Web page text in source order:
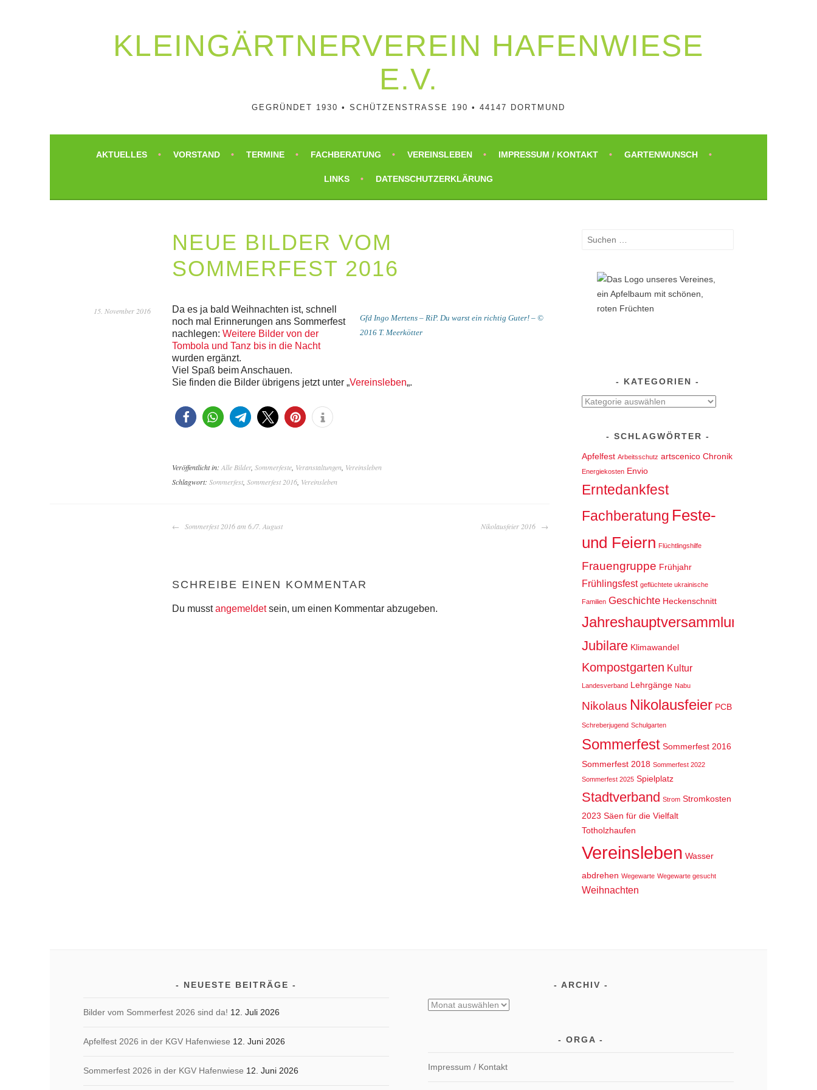
KLEIN­GÄRTNER­VEREIN HAFENWIESE
E.V.
GEGRÜNDET 1930 • SCHÜTZENSTRASSE 190 • 44147 DORTMUND
AKTUELLES VORSTAND TERMINE FACHBERATUNG VEREINSLEBEN IMPRESSUM / KONTAKT GARTENWUNSCH
LINKS DATENSCHUTZERKLÄRUNG
NEUE BILDER VOM
SOMMERFEST 2016
15. November 2016
Gfd Ingo Mertens – RiP. Du warst ein richtig Guter! – ©
2016 T. Meerkötter
Da es ja bald Weihnachten ist, schnell
noch mal Erinnerungen ans Sommerfest
nachlegen: Weitere Bilder von der
Tombola und Tanz bis in die Nacht
wurden ergänzt.
Viel Spaß beim Anschauen.
Sie finden die Bilder übrigens jetzt unter „Vereinsleben„.
Veröffentlicht in: Alle Bilder, Sommerfeste Veranstaltungen Vereinsleben
Schlagwort: Sommerfest Sommerfest 2016 Vereinsleben
BEITRAGS-
Sommerfest 2016 am 6./7. August Nikolausfeier 2016
SCHREIBE EINEN KOMMENTAR
Du musstangemeldetsein, um einen Kommentar abzugeben.
Suchen
KATEGORIEN
Kategorien
SCHLAGWÖRTER
Apfelfest Arbeitsschutz artscenico Chronik
Energiekosten Envio
Erntedankfest
Fachberatung Feste-
und Feiern Flüchtlingshilfe
Frauengruppe Frühjahr
Frühlingsfest geflüchtete ukrainische
Familien Geschichte Heckenschnitt
Jahreshauptversammlung
Jubilare Klimawandel
Kompostgarten Kultur
Landesverband Lehrgänge Nabu
Nikolaus Nikolausfeier PCB
Schreberjugend Schulgarten
Sommerfest Sommerfest 2016
Sommerfest 2018 Sommerfest 2022
Sommerfest 2025 Spielplatz
Stadtverband Strom Stromkosten
2023 Säen für die Vielfalt
Totholzhaufen
Vereinsleben Wasser
abdrehen Wegewarte Wegewarte gesucht
Weihnachten
NEUESTE BEITRÄGE
Bilder vom Sommerfest 2026 sind da! 12. Juli 2026
Apfelfest 2026 in der KGV Hafenwiese 12. Juni 2026
Sommerfest 2026 in der KGV Hafenwiese 12. Juni 2026
ARCHIV
Archiv
ORGA
Impressum / Kontakt